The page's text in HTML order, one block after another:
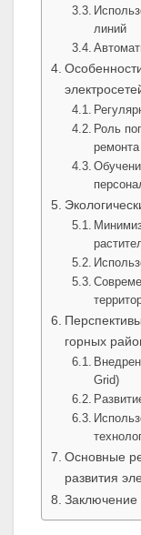
линий
Роль
ремонта
горных
Grid)
Основные
развития
Заключение